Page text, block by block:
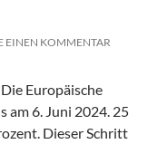
EINEN KOMMENTAR
Europäische
am 6. Juni 2024. 25
Dieser Schritt